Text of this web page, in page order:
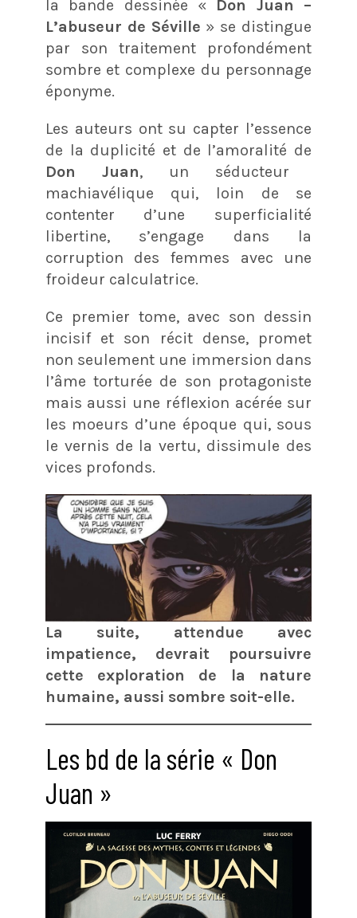
la bande dessinée «
Don Juan –
L’abuseur de Séville » se distingue
par son traitement profondément
sombre et complexe du personnage
éponyme.
Les auteurs ont su capter l’essence
de la duplicité et de l’amoralité de
Don Juan, un séducteur
machiavélique qui, loin de se
contenter d’une superficialité
libertine, s’engage dans la
corruption des femmes avec une
froideur calculatrice.
Ce premier tome, avec son dessin
incisif et son récit dense, promet
non seulement une immersion dans
l’âme torturée de son protagoniste
mais aussi une réflexion acérée sur
les moeurs d’une époque qui, sous
le vernis de la vertu, dissimule des
vices profonds.
La suite, attendue avec
impatience, devrait poursuivre
cette exploration de la nature
humaine, aussi sombre soit-elle.
Les bd de la série « Don
Juan »